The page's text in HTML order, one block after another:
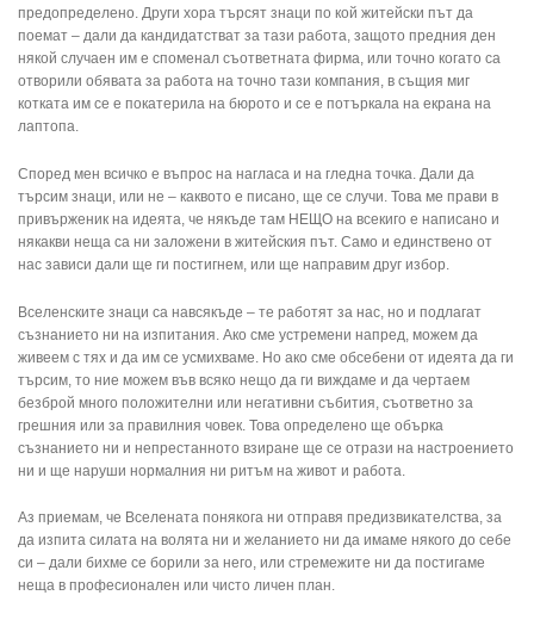
предопределено. Други хора търсят знаци по кой житейски път да
поемат – дали да кандидатстват за тази работа, защото предния ден
някой случаен им е споменал съответната фирма, или точно когато са
отворили обявата за работа на точно тази компания, в същия миг
котката им се е покатерила на бюрото и се е потъркала на екрана на
лаптопа.
Според мен всичко е въпрос на нагласа и на гледна точка. Дали да
търсим знаци, или не – каквото е писано, ще се случи. Това ме прави в
привърженик на идеята, че някъде там НЕЩО на всекиго е написано и
някакви неща са ни заложени в житейския път. Само и единствено от
нас зависи дали ще ги постигнем, или ще направим друг избор.
Вселенските знаци са навсякъде – те работят за нас, но и подлагат
съзнанието ни на изпитания. Ако сме устремени напред, можем да
живеем с тях и да им се усмихваме. Но ако сме обсебени от идеята да ги
търсим, то ние можем във всяко нещо да ги виждаме и да чертаем
безброй много положителни или негативни събития, съответно за
грешния или за правилния човек. Това определено ще обърка
съзнанието ни и непрестанното взиране ще се отрази на настроението
ни и ще наруши нормалния ни ритъм на живот и работа.
Аз приемам, че Вселената понякога ни отправя предизвикателства, за
да изпита силата на волята ни и желанието ни да имаме някого до себе
си – дали бихме се борили за него, или стремежите ни да постигаме
неща в професионален или чисто личен план.